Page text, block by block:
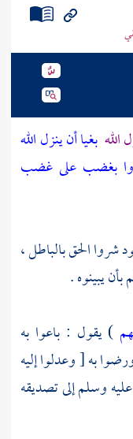
الله بغيا أن ينزل الله
بغضب على غضب
شروا الحق بالباطل ،
يبينوه .
) يقول : باعوا به
به [ وعدلوا إليه
وسلم إلى تصديقه